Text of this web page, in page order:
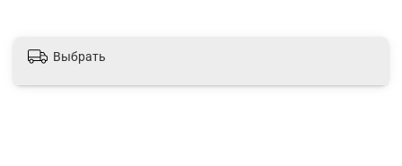
Выбрать